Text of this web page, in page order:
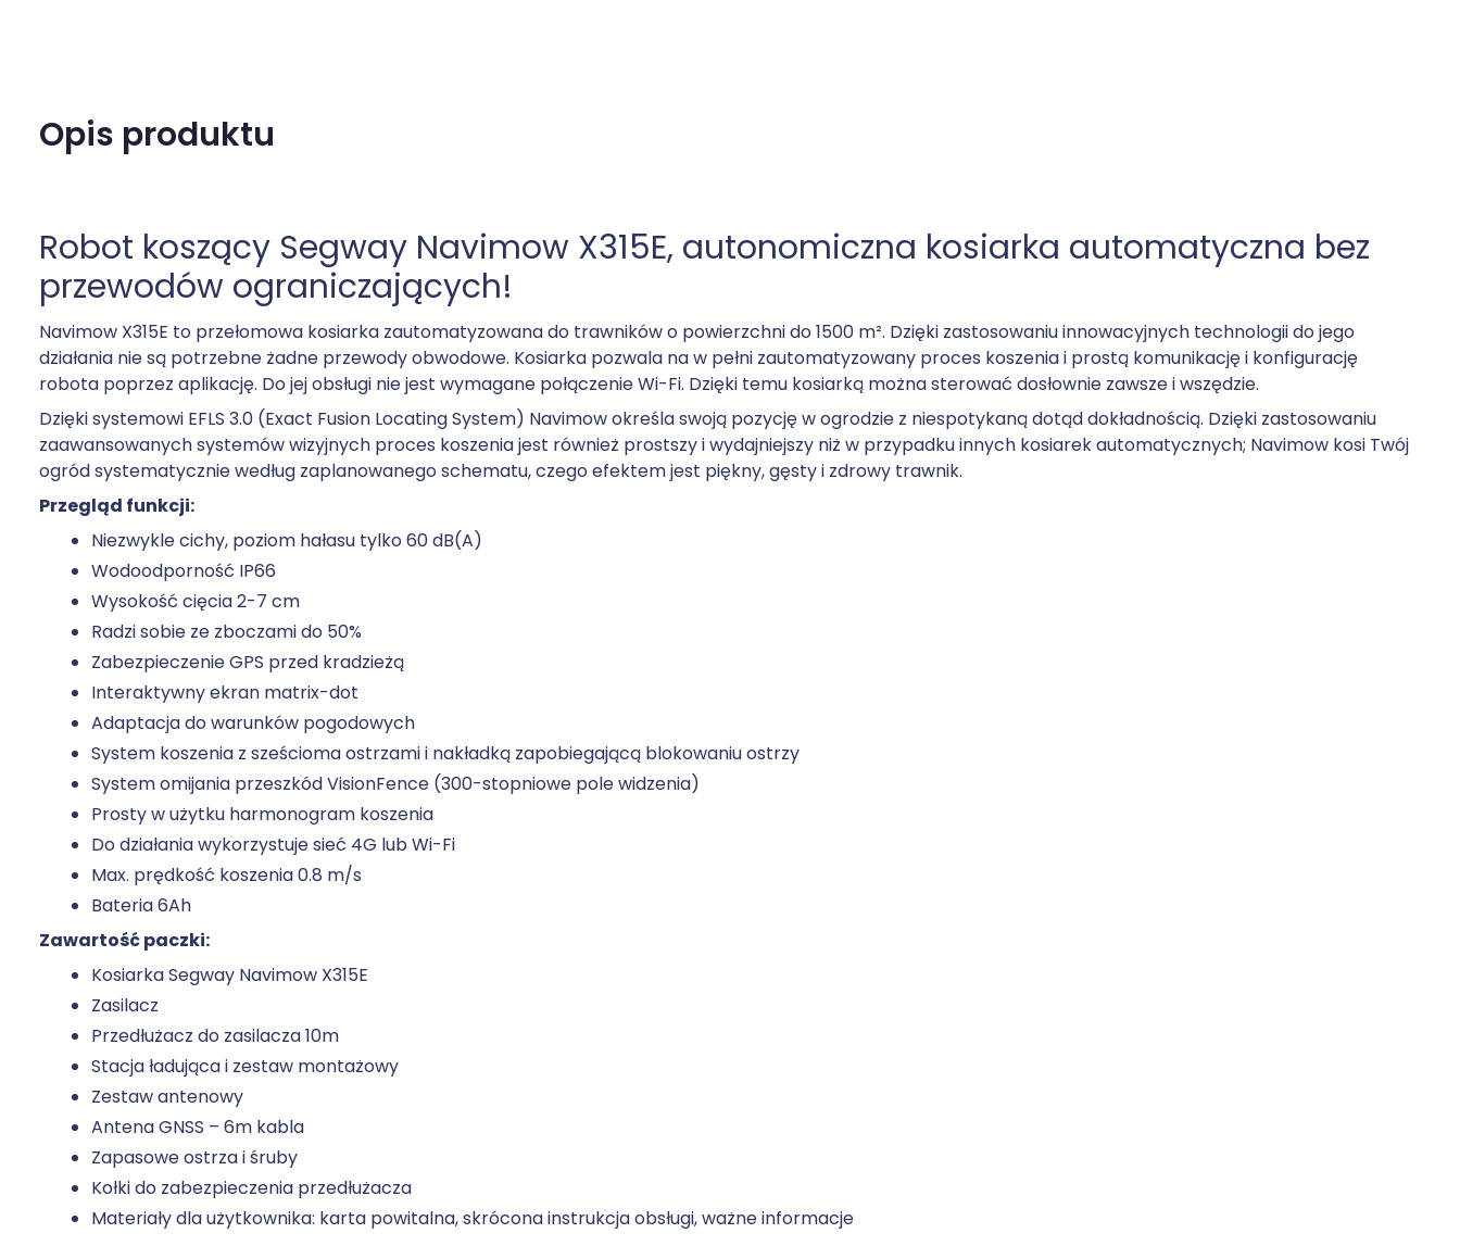
Opis produktu
Robot koszący Segway Navimow X315E, autonomiczna kosiarka automatyczna bez
przewodów ograniczających!
Navimow X315E to przełomowa kosiarka zautomatyzowana do trawników o powierzchni do 1500 m². Dzięki zastosowaniu innowacyjnych technologii do jego
działania nie są potrzebne żadne przewody obwodowe. Kosiarka pozwala na w pełni zautomatyzowany proces koszenia i prostą komunikację i konfigurację
robota poprzez aplikację. Do jej obsługi nie jest wymagane połączenie Wi-Fi. Dzięki temu kosiarką można sterować dosłownie zawsze i wszędzie.
Dzięki systemowi EFLS 3.0 (Exact Fusion Locating System) Navimow określa swoją pozycję w ogrodzie z niespotykaną dotąd dokładnością. Dzięki zastosowaniu
zaawansowanych systemów wizyjnych proces koszenia jest również prostszy i wydajniejszy niż w przypadku innych kosiarek automatycznych; Navimow kosi Twój
ogród systematycznie według zaplanowanego schematu, czego efektem jest piękny, gęsty i zdrowy trawnik.
Przegląd funkcji:
Niezwykle cichy, poziom hałasu tylko 60 dB(A)
Wodoodporność IP66
Wysokość cięcia 2-7 cm
Radzi sobie ze zboczami do 50%
Zabezpieczenie GPS przed kradzieżą
Interaktywny ekran matrix-dot
Adaptacja do warunków pogodowych
System koszenia z sześcioma ostrzami i nakładką zapobiegającą blokowaniu ostrzy
System omijania przeszkód VisionFence (300-stopniowe pole widzenia)
Prosty w użytku harmonogram koszenia
Do działania wykorzystuje sieć 4G lub Wi-Fi
Max. prędkość koszenia 0.8 m/s
Bateria 6Ah
Zawartość paczki:
Kosiarka Segway Navimow X315E
Zasilacz
Przedłużacz do zasilacza 10m
Stacja ładująca i zestaw montażowy
Zestaw antenowy
Antena GNSS – 6m kabla
Zapasowe ostrza i śruby
Kołki do zabezpieczenia przedłużacza
Materiały dla użytkownika: karta powitalna, skrócona instrukcja obsługi, ważne informacje